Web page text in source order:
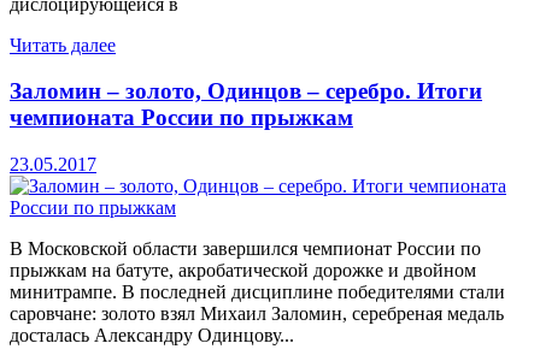
Читать далее
Заломин – золото, Одинцов – серебро. Итоги
чемпионата России по прыжкам
23.05.2017
В Московской области завершился чемпионат России по
прыжкам на батуте, акробатической дорожке и двойном
минитрампе. В последней дисциплине победителями стали
саровчане: золото взял Михаил Заломин, серебреная медаль
досталась Александру Одинцову...